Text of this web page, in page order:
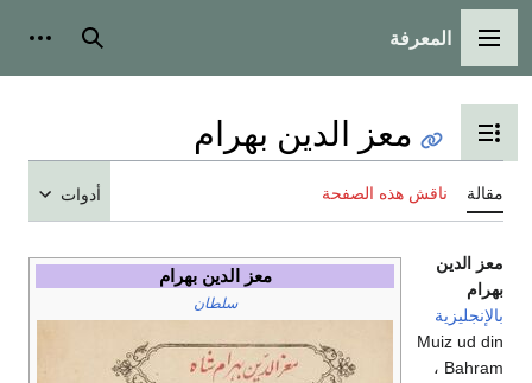
القائمة الرئيسية
المعرفة بحث
تبديل عرض جدول المحتويات
معز الدين بهرام
مقالة ناقش هذه الصفحة أدوات
معز الدين بهرام
سلطان
معز الدين
بهرام
بالإنجليزية
Muiz ud din
Bahram ،